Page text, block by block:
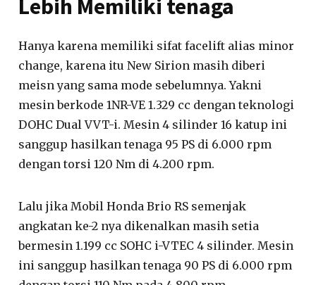
Lebih Memiliki tenaga
Hanya karena memiliki sifat facelift alias minor
change, karena itu New Sirion masih diberi
meisn yang sama mode sebelumnya. Yakni
mesin berkode 1NR-VE 1.329 cc dengan teknologi
DOHC Dual VVT-i. Mesin 4 silinder 16 katup ini
sanggup hasilkan tenaga 95 PS di 6.000 rpm
dengan torsi 120 Nm di 4.200 rpm.
Lalu jika Mobil Honda Brio RS semenjak
angkatan ke-2 nya dikenalkan masih setia
bermesin 1.199 cc SOHC i-VTEC 4 silinder. Mesin
ini sanggup hasilkan tenaga 90 PS di 6.000 rpm